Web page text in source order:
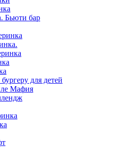
Бьюти бар
для детей
Мафия